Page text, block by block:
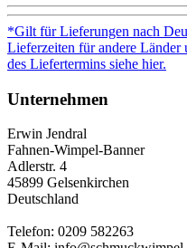
*Gilt für Lieferungen nach
Lieferzeiten für andere
des Liefertermins siehe hier.
Unternehmen
Erwin Jendral
Fahnen-Wimpel-Banner
Adlerstr. 4
45899 Gelsenkirchen
Deutschland
Telefon: 0209 582263